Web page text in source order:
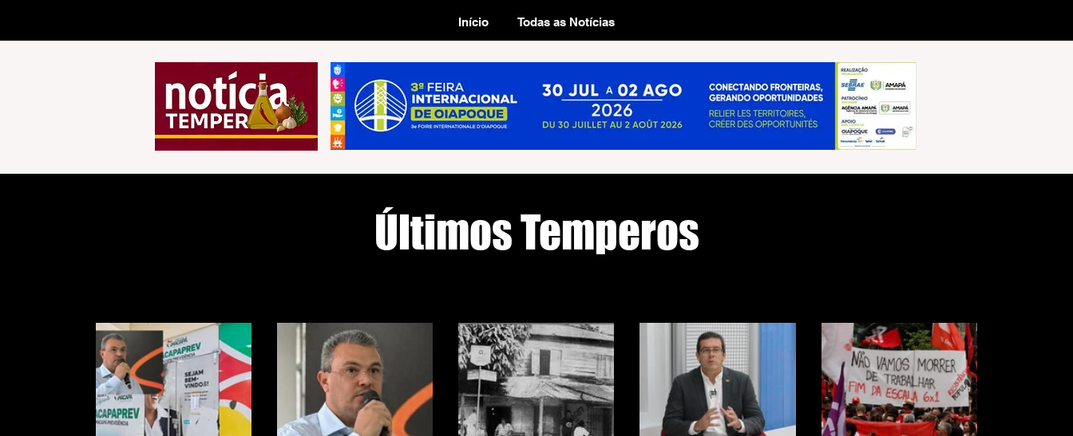
Início Todas as Notícias
Últimos Temperos